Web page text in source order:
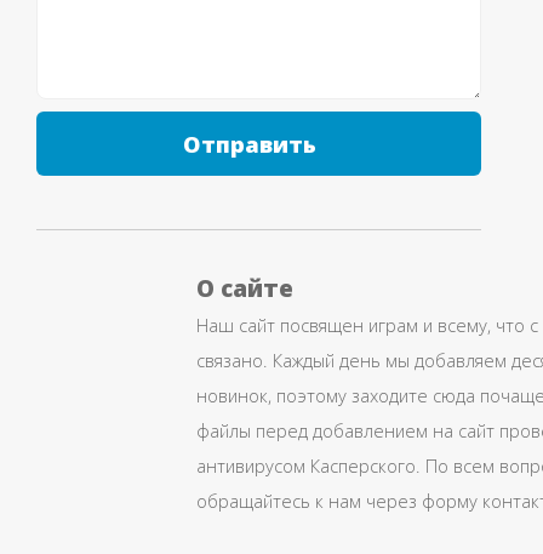
Отправить
О сайте
Наш сайт посвящен играм и всему, что
связано. Каждый день мы добавляем
новинок, поэтому заходите сюда
файлы перед добавлением на сайт
антивирусом Касперского. По всем
обращайтесь к нам через форму